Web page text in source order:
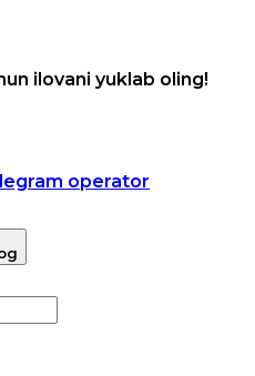
ilovani yuklab oling!
operator